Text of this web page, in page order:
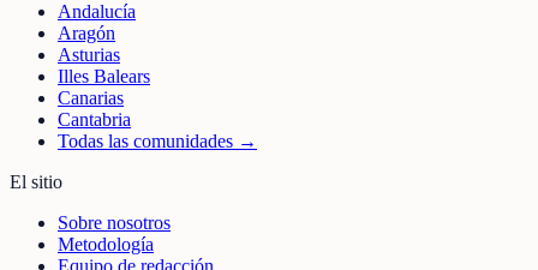
Andalucía
Aragón
Asturias
Illes Balears
Canarias
Cantabria
Todas las comunidades →
El sitio
Sobre nosotros
Metodología